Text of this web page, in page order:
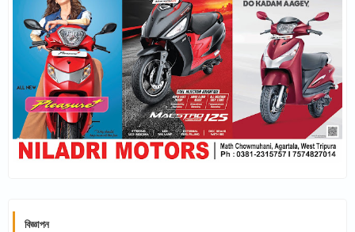
বিজ্ঞাপন